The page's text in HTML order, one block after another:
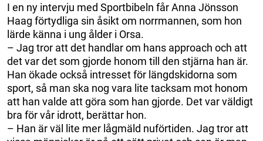
I en ny intervju med Sportbibeln får Anna Jönsson
Haag förtydliga sin åsikt om norrmannen, som hon
lärde känna i ung ålder i Orsa.
– Jag tror att det handlar om hans approach och att
det var det som gjorde honom till den stjärna han är.
Han ökade också intresset för längdskidorna som
sport, så man ska nog vara lite tacksam mot honom
att han valde att göra som han gjorde. Det var väldigt
bra för vår idrott, berättar hon.
– Han är väl lite mer lågmäld nuförtiden. Jag tror att